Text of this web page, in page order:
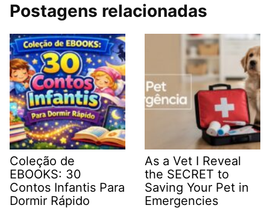
Postagens relacionadas
Coleção de
EBOOKS: 30
Contos Infantis Para
Dormir Rápido
As a Vet I Reveal
the SECRET to
Saving Your Pet in
Emergencies